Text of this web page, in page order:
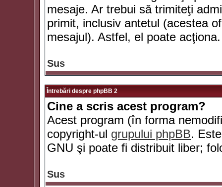
mesaje. Ar trebui să trimiteţi
primit, inclusiv antetul (acestea
mesajul). Astfel, el poate acţiona.
Sus
Întrebări despre phpBB 2
Cine a scris acest program?
Acest program (în forma
copyright-ul grupului phpBB.
GNU şi poate fi distribuit liber;
Sus